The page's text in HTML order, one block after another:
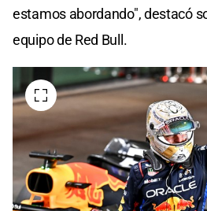
estamos abordando", destacó
equipo de Red Bull.